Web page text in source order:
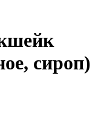
сироп)